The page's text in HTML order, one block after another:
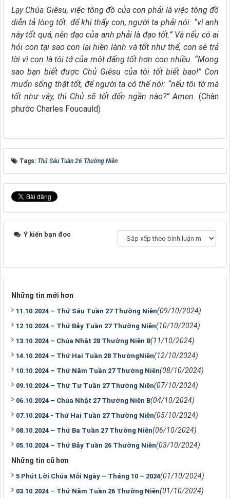
Lạy Chúa Giêsu, việc tông đồ của con phải là việc tông đồ
diễn tả lòng tốt. để khi thấy con, người ta phải nói: “vì anh
này tốt quá, nên đạo của anh phải là đạo tốt.” Và nếu có ai
hỏi contại sao con lại hiền lành và tốt như thế, con sẽ trả
lời vì con là tôi tớ của một đấng tốt hơn con nhiều. “Mong
sao bạn biết được Chủ Giêsu của tôi tốt biết bao!” Con
muốn sống thật tốt, để người ta có thể nói: “nếu tôi tớ mà
tốt như vậy,thì Chủ sẽ tốt đến ngần nào?” Amen.(Chân
phước Charles Foucauld)
Tags: Thứ Sáu Tuần 26 Thường Niên
Ý kiến bạn đọc
Những tin mới hơn
11.10.2024 – Thứ Sáu Tuần 27 Thường Niên(09/10/2024)
12.10.2024 – Thứ Bảy Tuần 27 Thường Niên(10/10/2024)
13.10.2024 – Chúa Nhật 28 Thường Niên B(11/10/2024)
14.10.2024 – Thứ Hai Tuần 28 ThườngNiên(12/10/2024)
10.10.2024 – Thứ Năm Tuần 27 Thường Niên(08/10/2024)
09.10.2024 – Thứ Tư Tuần 27 Thường Niên(07/10/2024)
06.10.2024 – Chúa Nhật 27 Thường Niên B(04/10/2024)
07.10.2024 - Thứ Hai Tuần 27 Thường Niên(05/10/2024)
08.10.2024 – Thứ Ba Tuần 27 Thường Niên(06/10/2024)
05.10.2024 – Thứ Bảy Tuần 26 Thường Niên(03/10/2024)
Những tin cũ hơn
5 Phút Lời Chúa Mỗi Ngày – Tháng 10 – 2024(01/10/2024)
03.10.2024 – Thứ Năm Tuần 26 Thường Niên(01/10/2024)